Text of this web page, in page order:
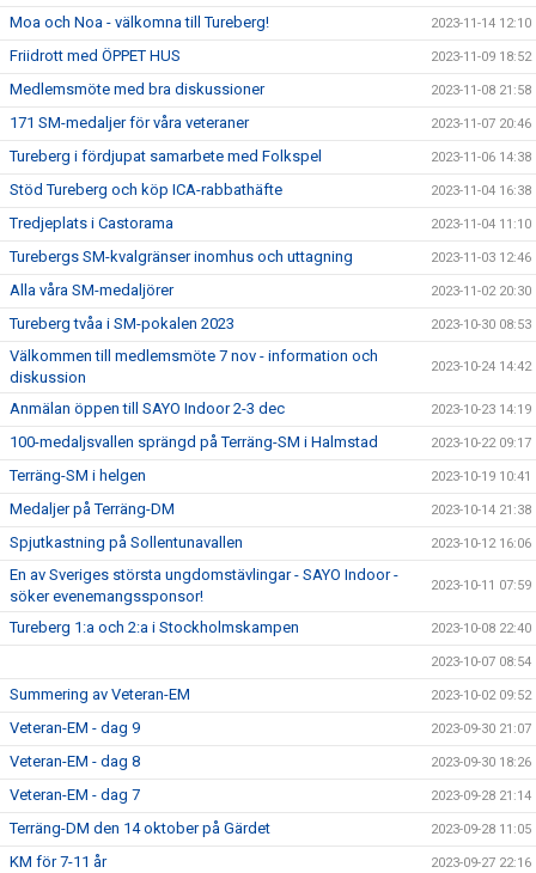
Moa och Noa - välkomna till Tureberg! 2023-11-14 12:10
Friidrott med ÖPPET HUS 2023-11-09 18:52
Medlemsmöte med bra diskussioner 2023-11-08 21:58
171 SM-medaljer för våra veteraner 2023-11-07 20:46
Tureberg i fördjupat samarbete med Folkspel 2023-11-06 14:38
Stöd Tureberg och köp ICA-rabbathäfte 2023-11-04 16:38
Tredjeplats i Castorama 2023-11-04 11:10
Turebergs SM-kvalgränser inomhus och uttagning 2023-11-03 12:46
Alla våra SM-medaljörer 2023-11-02 20:30
Tureberg tvåa i SM-pokalen 2023 2023-10-30 08:53
Välkommen till medlemsmöte 7 nov - information och
diskussion
2023-10-24 14:42
Anmälan öppen till SAYO Indoor 2-3 dec 2023-10-23 14:19
100-medaljsvallen sprängd på Terräng-SM i Halmstad 2023-10-22 09:17
Terräng-SM i helgen 2023-10-19 10:41
Medaljer på Terräng-DM 2023-10-14 21:38
Spjutkastning på Sollentunavallen 2023-10-12 16:06
En av Sveriges största ungdomstävlingar - SAYO Indoor -
söker evenemangssponsor!
2023-10-11 07:59
Tureberg 1:a och 2:a i Stockholmskampen 2023-10-08 22:40
2023-10-07 08:54
Summering av Veteran-EM 2023-10-02 09:52
Veteran-EM - dag 9 2023-09-30 21:07
Veteran-EM - dag 8 2023-09-30 18:26
Veteran-EM - dag 7 2023-09-28 21:14
Terräng-DM den 14 oktober på Gärdet 2023-09-28 11:05
KM för 7-11 år 2023-09-27 22:16